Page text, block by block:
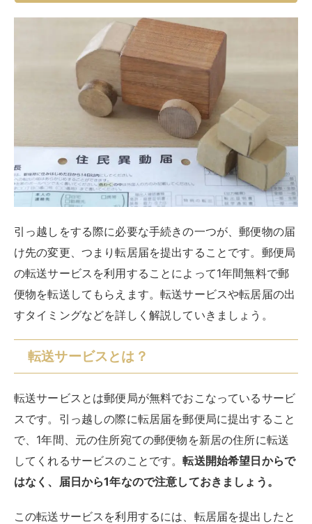
引っ越しをする際に必要な手続きの一つが、郵便物の届
け先の変更、つまり転居届を提出することです。郵便局
の転送サービスを利用することによって1年間無料で郵
便物を転送してもらえます。転送サービスや転居届の出
すタイミングなどを詳しく解説していきましょう。
転送サービスとは？
転送サービスとは郵便局が無料でおこなっているサービ
スです。引っ越しの際に転居届を郵便局に提出すること
で、1年間、元の住所宛ての郵便物を新居の住所に転送
してくれるサービスのことです。転送開始希望日からで
はなく、届日から1年なので注意しておきましょう。
この転送サービスを利用するには、転居届を提出したと